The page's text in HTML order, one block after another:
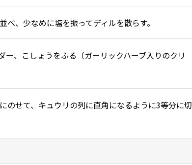
、少なめに塩を振ってディルを散らす。
、こしょうをふる（ガーリックハーブ入りのクリ
のせて、キュウリの列に直角になるように3等分に切